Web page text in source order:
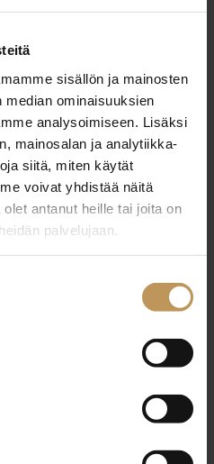
sisällön ja mainosten
median ominaisuuksien
analysoimiseen. Lisäksi
mainosalan ja analytiikka-
siitä, miten käytät
voivat yhdistää näitä
antanut heille tai joita on
palvelujaan.
tai varsinaisena
viranomaisen
tai
harjoittava yksityinen
joka sitoutuu
sekä liiton
vahvistamia
jäsenellä on useita
välitystoimintaa,